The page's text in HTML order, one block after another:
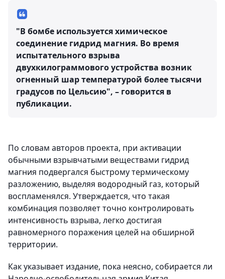
"В бомбе используется химическое
соединение гидрид магния. Во время
испытательного взрыва
двухкилограммового устройства возник
огненный шар температурой более тысячи
градусов по Цельсию", – говорится в
публикации.
По словам авторов проекта, при активации
обычными взрывчатыми веществами гидрид
магния подвергался быстрому термическому
разложению, выделяя водородный газ, который
воспламенялся. Утверждается, что такая
комбинация позволяет точно контролировать
интенсивность взрыва, легко достигая
равномерного поражения целей на обширной
территории.
Как указывает издание, пока неясно, собирается ли